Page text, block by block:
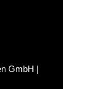
GmbH |